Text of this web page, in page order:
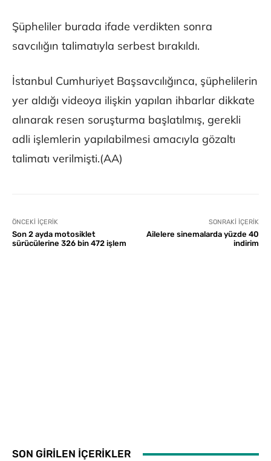
Şüpheliler burada ifade verdikten sonra
savcılığın talimatıyla serbest bırakıldı.
İstanbul Cumhuriyet Başsavcılığınca, şüphelilerin
yer aldığı videoya ilişkin yapılan ihbarlar dikkate
alınarak resen soruşturma başlatılmış, gerekli
adli işlemlerin yapılabilmesi amacıyla gözaltı
talimatı verilmişti.(AA)
ÖNCEKI İÇERIK
Son 2 ayda motosiklet
sürücülerine 326 bin 472 işlem
SONRAKI İÇERIK
Ailelere sinemalarda yüzde 40
indirim
SON GİRİLEN İÇERİKLER